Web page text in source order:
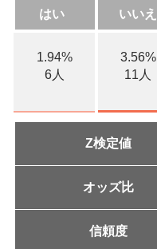
はい いいえ
1.94%
6人
3.56%
11人
Z検定値
オッズ比
信頼度